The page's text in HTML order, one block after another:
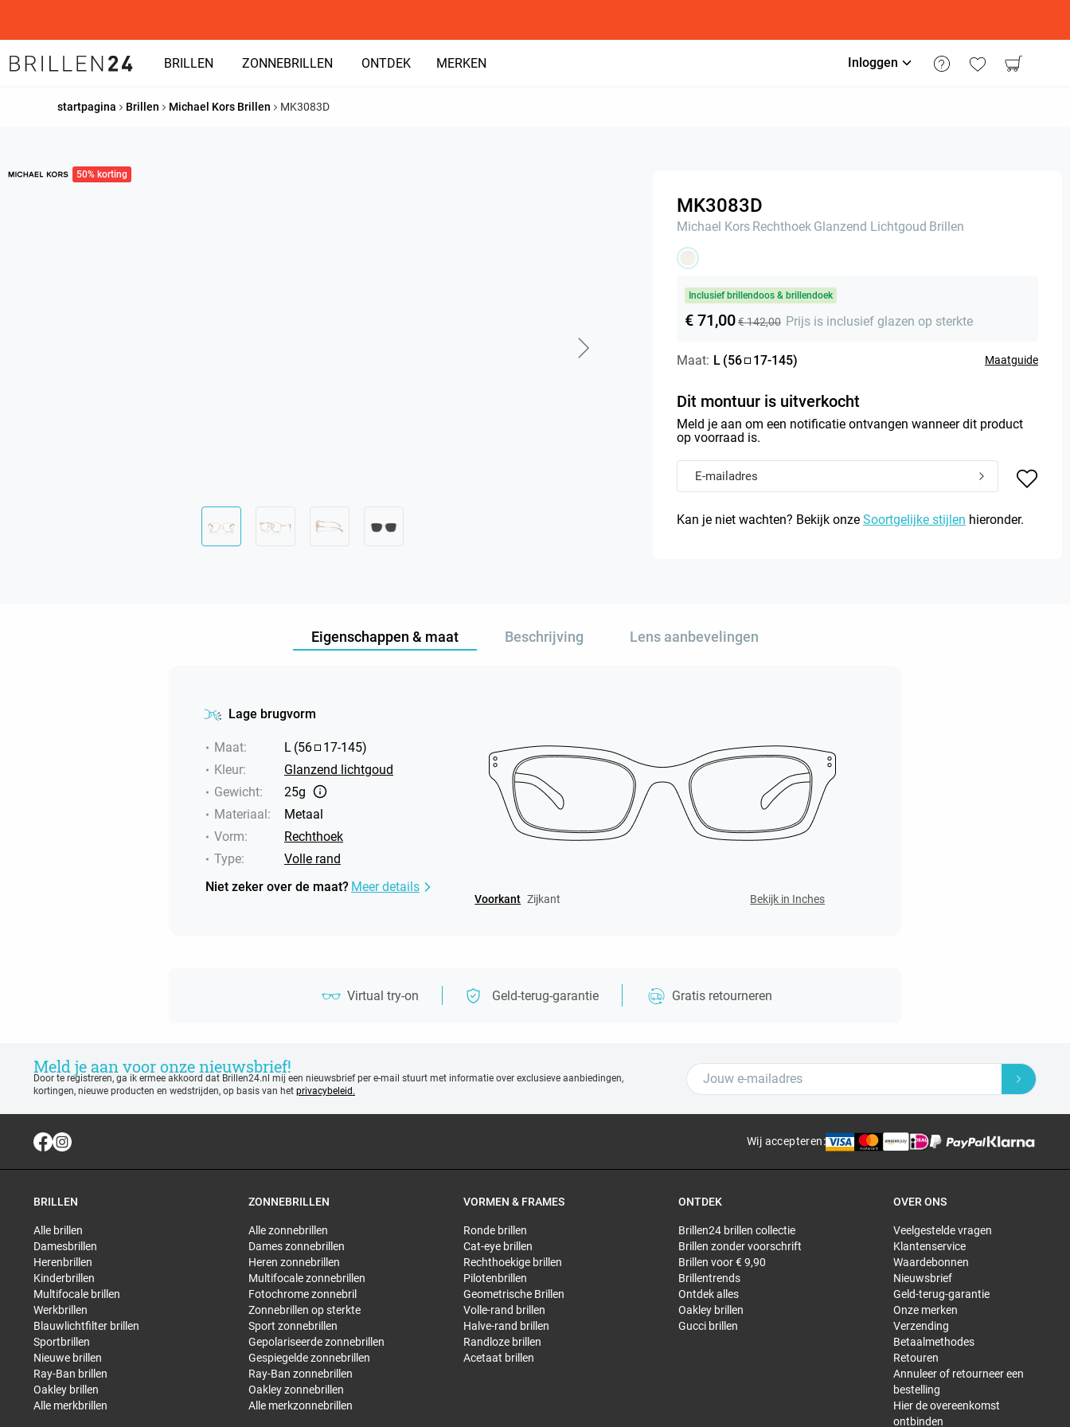
BRILLEN ZONNEBRILLEN ONTDEK MERKEN Inloggen
startpagina Brillen Michael Kors Brillen MK3083D
50% korting
MK3083D
Michael Kors Rechthoek Glanzend Lichtgoud Brillen
Inclusief brillendoos & brillendoek
€ 71,00€ 142,00 Prijs is inclusief glazen op sterkte
Maat: L (56 17-145) Maatguide
Dit montuur is uitverkocht
Meld je aan om een notificatie ontvangen wanneer dit product
op voorraad is.
Kan je niet wachten? Bekijk onze Soortgelijke stijlen hieronder.
Eigenschappen & maat Beschrijving Lens aanbevelingen
Lage brugvorm
Maat: L (56 17-145)
Kleur:
Glanzend lichtgoud
Gewicht:
25g
Materiaal:
Metaal
Vorm:
Rechthoek
Type:
Volle rand
Niet zeker over de maat? Meer details
Voorkant Zijkant Bekijk in Inches
Virtual try-on Geld-terug-garantie Gratis retourneren
Meld je aan voor onze nieuwsbrief!
Door te registreren, ga ik ermee akkoord dat Brillen24.nl mij een nieuwsbrief per e-mail stuurt met informatie over exclusieve aanbiedingen,
kortingen, nieuwe producten en wedstrijden, op basis van het privacybeleid.
Wij accepteren:
BRILLEN
Alle brillen
Damesbrillen
Herenbrillen
Kinderbrillen
Multifocale brillen
Werkbrillen
Blauwlichtfilter brillen
Sportbrillen
Nieuwe brillen
Ray-Ban brillen
Oakley brillen
Alle merkbrillen
ZONNEBRILLEN
Alle zonnebrillen
Dames zonnebrillen
Heren zonnebrillen
Multifocale zonnebrillen
Fotochrome zonnebril
Zonnebrillen op sterkte
Sport zonnebrillen
Gepolariseerde zonnebrillen
Gespiegelde zonnebrillen
Ray-Ban zonnebrillen
Oakley zonnebrillen
Alle merkzonnebrillen
VORMEN & FRAMES
Ronde brillen
Cat-eye brillen
Rechthoekige brillen
Pilotenbrillen
Geometrische Brillen
Volle-rand brillen
Halve-rand brillen
Randloze brillen
Acetaat brillen
ONTDEK
Brillen24 brillen collectie
Brillen zonder voorschrift
Brillen voor € 9,90
Brillentrends
Ontdek alles
Oakley brillen
Gucci brillen
OVER ONS
Veelgestelde vragen
Klantenservice
Waardebonnen
Nieuwsbrief
Geld-terug-garantie
Onze merken
Verzending
Betaalmethodes
Retouren
Annuleer of retourneer een
bestelling
Hier de overeenkomst
ontbinden